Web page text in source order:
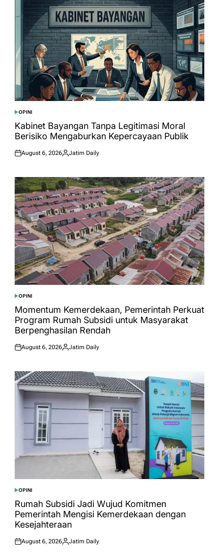
POSTED
IN
OPINI
Kabinet Bayangan Tanpa Legitimasi Moral
Berisiko Mengaburkan Kepercayaan Publik
Posted
August 6, 2026
Posted
Jatim Daily
POSTED
IN
OPINI
Momentum Kemerdekaan, Pemerintah Perkuat
Program Rumah Subsidi untuk Masyarakat
Berpenghasilan Rendah
Posted
August 6, 2026
Posted
Jatim Daily
POSTED
IN
OPINI
Rumah Subsidi Jadi Wujud Komitmen
Pemerintah Mengisi Kemerdekaan dengan
Kesejahteraan
Posted
August 6, 2026
Posted
Jatim Daily